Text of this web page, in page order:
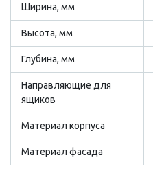
Ширина, мм
Высота, мм
Глубина, мм
Направляющие для
ящиков
Материал корпуса
Материал фасада